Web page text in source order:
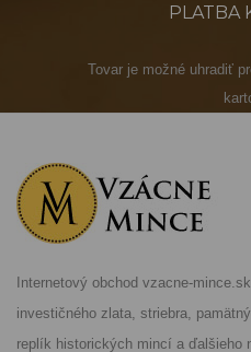
PLATBA
Tovar je možné uhradiť
Internetový obchod vzacne-
investičného zlata, striebra,
replík historických mincí a ďalšieho